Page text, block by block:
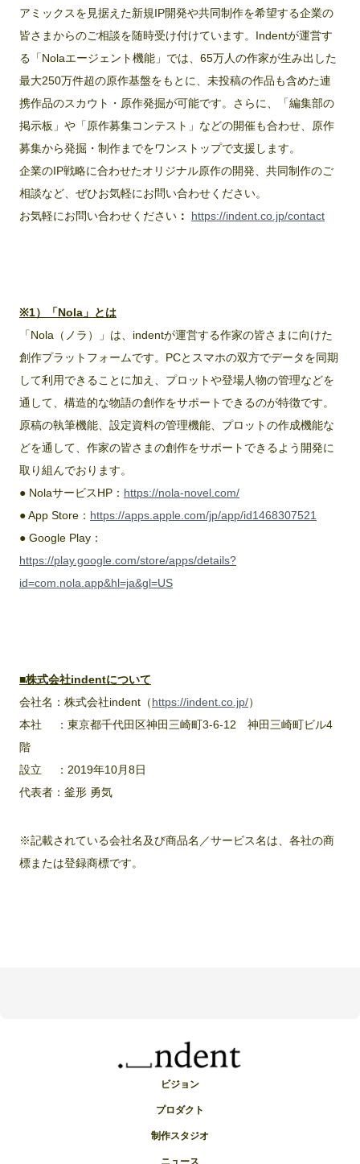
アミックスを見据えた新規IP開発や共同制作を希望する企業の
皆さまからのご相談を随時受け付けています。Indentが運営す
る「Nolaエージェント機能」では、65万人の作家が生み出した
最大250万件超の原作基盤をもとに、未投稿の作品も含めた連
携作品のスカウト・原作発掘が可能です。さらに、「編集部の
掲示板」や「原作募集コンテスト」などの開催も合わせ、原作
募集から発掘・制作までをワンストップで支援します。
企業のIP戦略に合わせたオリジナル原作の開発、共同制作のご
相談など、ぜひお気軽にお問い合わせください。
お気軽にお問い合わせください ： https://indent.co.jp/contact
※1）「Nola」とは
「Nola（ノラ）」は、indentが運営する作家の皆さまに向けた
創作プラットフォームです。PCとスマホの双方でデータを同期
して利用できることに加え、プロットや登場人物の管理などを
通して、構造的な物語の創作をサポートできるのが特徴です。
原稿の執筆機能、設定資料の管理機能、プロットの作成機能な
どを通して、作家の皆さまの創作をサポートできるよう開発に
取り組んでおります。
● NolaサービスHP： https://nola-novel.com/
● App Store： https://apps.apple.com/jp/app/id1468307521
● Google Play：
https://play.google.com/store/apps/details?
id=com.nola.app&hl=ja&gl=US
■株式会社indentについて
会社名：株式会社indent（https://indent.co.jp/）
本社 ：東京都千代田区神田三崎町3‐6‐12 神田三崎町ビル4
階
設立 ：2019年10月8日
代表者：釜形 勇気
※記載されている会社名及び商品名／サービス名は、各社の商
標または登録商標です。
ビジョン
プロダクト
制作スタジオ
ニュース